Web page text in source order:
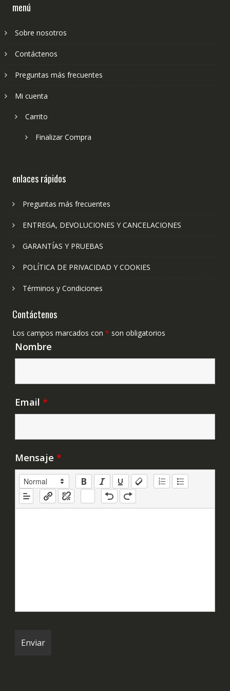
menú
Sobre nosotros
Contáctenos
Preguntas más frecuentes
Mi cuenta
Carrito
Finalizar Compra
enlaces rápidos
Preguntas más frecuentes
ENTREGA, DEVOLUCIONES Y CANCELACIONES
GARANTÍAS Y PRUEBAS
POLÍTICA DE PRIVACIDAD Y COOKIES
Términos y Condiciones
Contáctenos
Los campos marcados con * son obligatorios
Nombre
Email *
Mensaje *